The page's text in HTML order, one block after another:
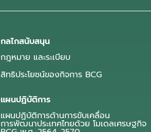
กลไกสนับสนุน
กฎหมาย และระเบียบ
สิทธิประโยชน์ของกิจการ BCG
แผนปฏิบัติการ
แผนปฏิบัติการด้านการขับเคลื่อน
การพัฒนาประเทศไทยด้วย โมเดลเศรษฐกิจ